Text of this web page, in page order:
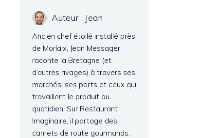
Auteur : Jean
Ancien chef étoilé installé près
de Morlaix, Jean Messager
raconte la Bretagne (et
d’autres rivages) à travers ses
marchés, ses ports et ceux qui
travaillent le produit au
quotidien. Sur Restaurant
Imaginaire, il partage des
carnets de route gourmands,